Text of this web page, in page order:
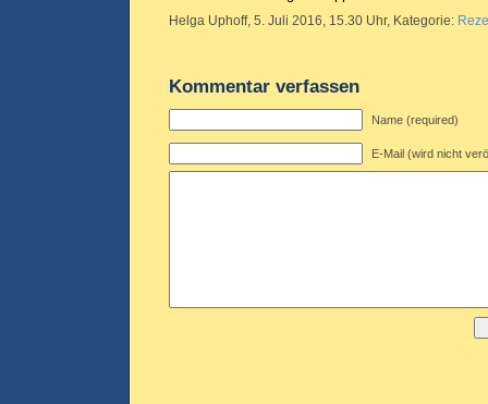
Helga Uphoff, 5. Juli 2016, 15.30 Uhr, Kategorie:
Kommentar verfassen
Name (required)
E-Mail (wird nicht